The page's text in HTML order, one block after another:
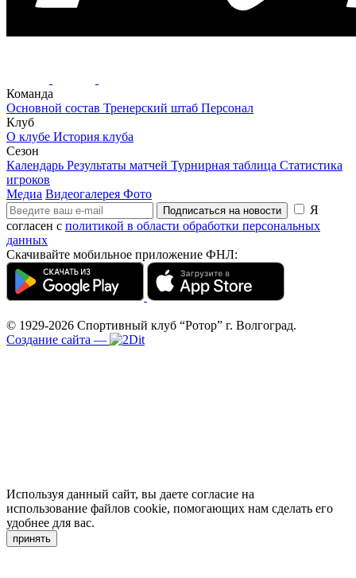
Команда
Основной состав Тренерский штаб Персонал
Клуб
О клубе История клуба
Сезон
Календарь Результаты матчей Турнирная таблица Статистика
игроков
Медиа Видеогалерея Фото
Подписаться на новости
Я
согласен с политикой в области обработки персональных
данных
Скачивайте мобильное приложение ФНЛ:
© 1929-2026 Спортивный клуб “Ротор” г. Волгоград.
Создание сайта —
Используя данный сайт, вы даете согласие на
использование файлов cookie, помогающих нам сделать его
удобнее для вас.
принять